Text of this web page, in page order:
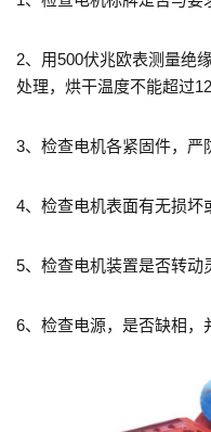
2、用500伏兆欧表测量绝
处理，烘干温度不能超过
3、检查电机各紧固件，严
4、检查电机表面有无损坏
5、检查电机装置是否转动
6、检查电源，是否缺相，